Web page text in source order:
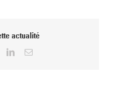
actualité
TwitterLinkedInEmail